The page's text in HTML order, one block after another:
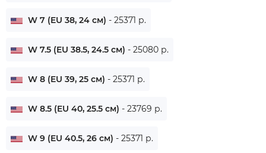
W 7 (EU 38, 24 см) - 25371 р.
W 7.5 (EU 38.5, 24.5 см) - 25080 р.
W 8 (EU 39, 25 см) - 25371 р.
W 8.5 (EU 40, 25.5 см) - 23769 р.
W 9 (EU 40.5, 26 см) - 25371 р.